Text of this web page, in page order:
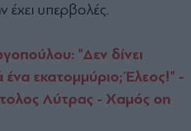
έχει υπερβολές.
"Δεν δίνει
ένα εκατομμύριο; Έλεος!" -
Λύτρας - Xαμός on